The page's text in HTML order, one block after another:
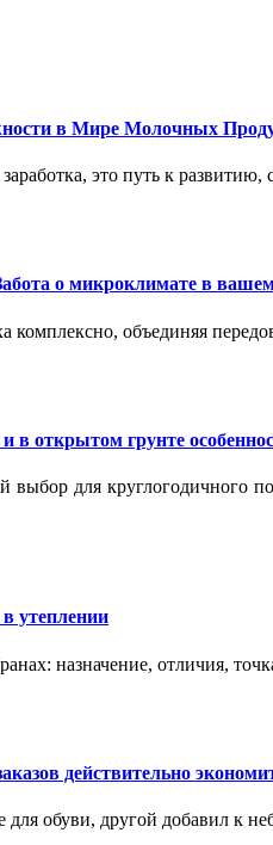
в Мире Молочных
это путь к
о микроклимате в
комплексно, объединяя
в открытом грунте
для круглогодичного
утеплении
назначение, отличия,
действительно
обуви, другой добавил к